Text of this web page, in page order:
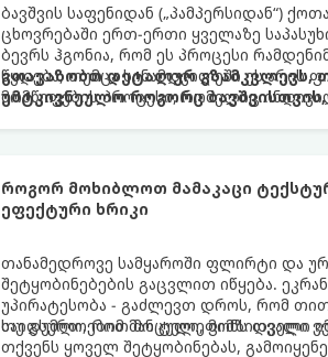
ბავშვის საფენიდან („პამპერსიდან“)
ცხოვრებაში ერთ-ერთი ყველაზე
ბევრს ჰგონია, რომ ეს პროცესი
წყდება, თუმცა სინამდვილეში ეს
მომწიფების პროცესი, რომელიც
გთავაზობთ დეტალურ გზამკვლევს,
უმტკივნეულო როგორც ბავშვისთვის,
როგორ მოხიბლოთ მამაკაცი
ეფექტური ხრიკი
თანამედროვე სამყაროში ფლირტი და
შეტყობინებების გაცვლით იწყება.
უპირატესობა - გაძლევთ დროს, რომ
საიდუმლოებით მოცული, მიმზიდველი
თუ გსურთ, რომ მან ტელეფონს თვალი
თქვენს ყოველ შეტყობინებას,